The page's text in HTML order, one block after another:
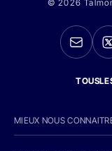
© 2026
MIEUX NOUS